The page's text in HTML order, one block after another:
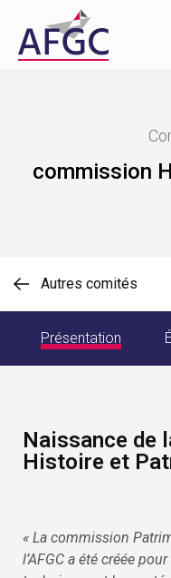
commission
Autres comités
Présentation
Naissance de
Histoire et
« La commission
l’AFGC a été créée